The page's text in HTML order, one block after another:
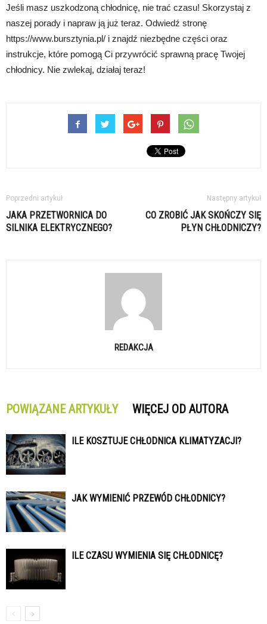
Jeśli masz uszkodzoną chłodnicę, nie trać czasu! Skorzystaj z
naszej porady i napraw ją już teraz. Odwiedź stronę
https://www.bursztynia.pl/ i znajdź niezbędne części oraz
instrukcje, które pomogą Ci przywrócić sprawną pracę Twojej
chłodnicy. Nie zwlekaj, działaj teraz!
Poprzedni artykuł
JAKA PRZETWORNICA DO
SILNIKA ELEKTRYCZNEGO?
Następny artykuł
CO ZROBIĆ JAK SKOŃCZY SIĘ
PŁYN CHŁODNICZY?
REDAKCJA
POWIĄZANE ARTYKUŁY WIĘCEJ OD AUTORA
ILE KOSZTUJE CHŁODNICA KLIMATYZACJI?
JAK WYMIENIĆ PRZEWÓD CHŁODNICY?
ILE CZASU WYMIENIA SIĘ CHŁODNICĘ?